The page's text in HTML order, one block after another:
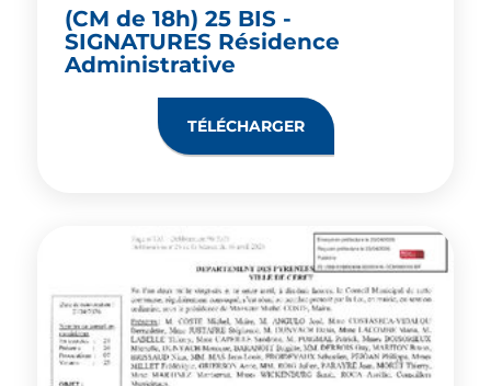
(CM de 18h) 25 BIS -
SIGNATURES Résidence
Administrative
TÉLÉCHARGER